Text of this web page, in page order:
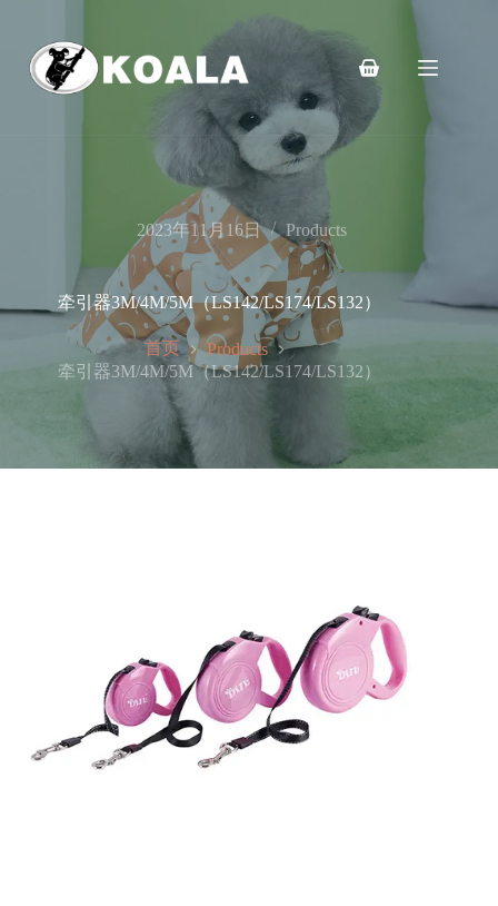
购
车
2023年11月16日 Products
牵引器3M/4M/5M（LS142/LS174/LS132）
首页
Products
牵引器3M/4M/5M（LS142/LS174/LS132）